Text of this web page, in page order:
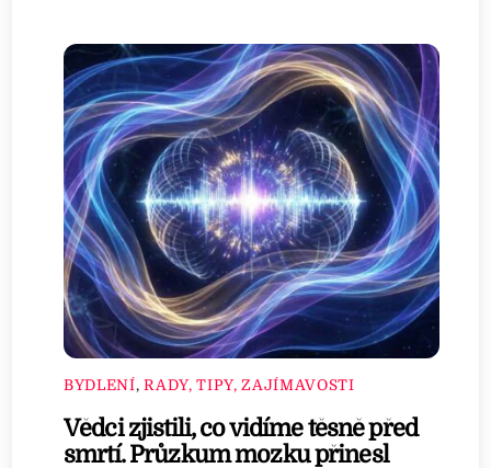
BYDLENÍ,RADY, TIPY, ZAJÍMAVOSTI
Vědci zjistili, co vidíme těsně před
smrtí. Průzkum mozku přinesl